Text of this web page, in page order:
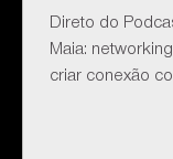
Direto do
Maia:
criar conexão